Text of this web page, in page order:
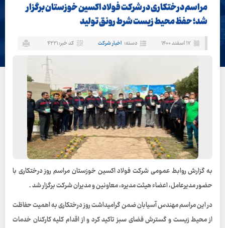
مراسم درختکاری در شرکت فولاد اکسین خوزستان برگزار
شد؛ حفظ محیط زیست شرط رونق تولید
۱۷ اسفند ۱۴۰۰ دسته: اخبار شرکت کد خبر: ۴۲۲۱
به گزارش روابط عمومی شرکت فولاد اکسین خوزستان مراسم روز درختکاری با
حضور مدیرعامل، اعضاء هیئت مدیره، معاونین و مدیران شرکت برگزار شد .
در این مراسم مهندس آسیابان ضمن گرامیداشت روز درختکاری به اهمیت حفاظت
از محیط زیست و گسترش فضای سبز تاکید کرد و از اقدام کلیه کارکنان خدمات